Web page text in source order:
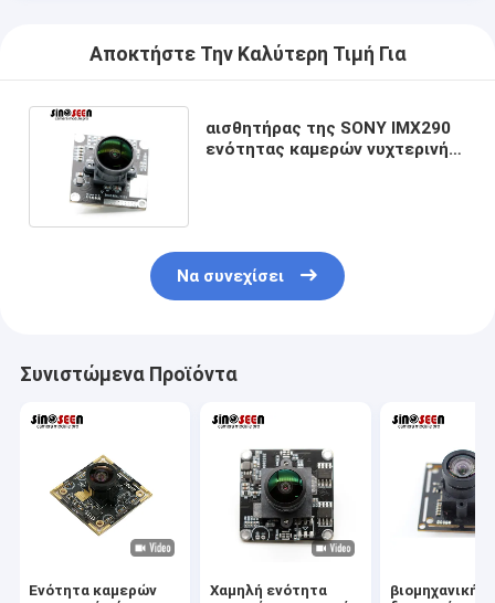
Αποκτήστε Την Καλύτερη Τιμή Για
αισθητήρας της SONY IMX290
ενότητας καμερών νυχτερινής
Να συνεχίσει
Συνιστώμενα Προϊόντα
Ενότητα καμερών
Χαμηλή ενότητα
βιομηχανική